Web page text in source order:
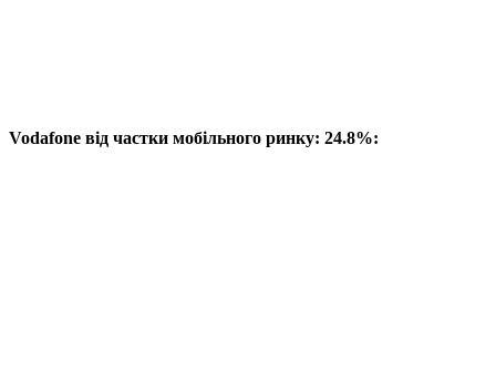
Vodafone від частки мобільного ринку: 24.8%: